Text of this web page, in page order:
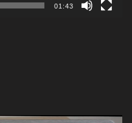
01:43